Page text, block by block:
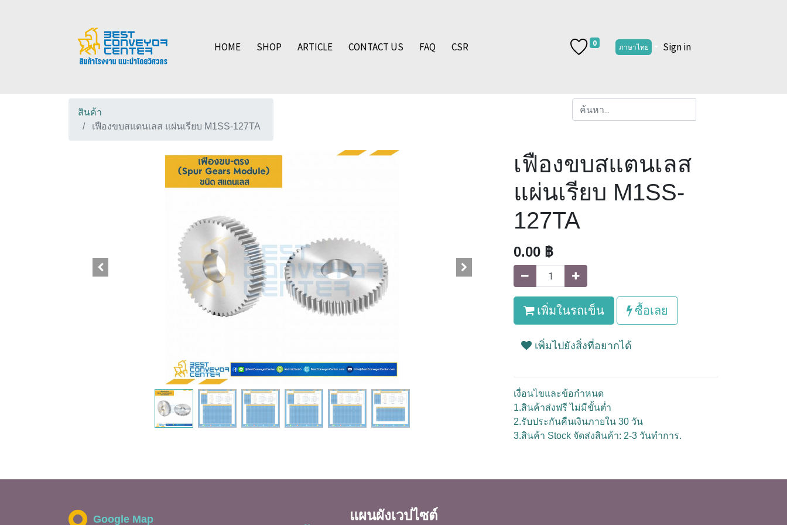
HOME SHOP ARTICLE CONTACT US FAQ CSR 0 ภาษาไทย Sign in
สินค้า
เฟืองขบสแตนเลส แผ่นเรียบ M1SS-127TA
เฟืองขบสแตนเลส
แผ่นเรียบ M1SS-
127TA
0.00 ฿
เพิ่มในรถเข็น ซื้อเลย
เพิ่มไปยังสิ่งที่อยากได้
เงื่อนไขและข้อกำหนด
1.สินค้าส่งฟรี ไม่มีขั้นต่ำ
2.รับประกันคืนเงินภายใน 30 วัน
3.สินค้า Stock จัดส่งสินค้า: 2-3 วันทำการ.
Google Map
แผนผังเวปไซต์